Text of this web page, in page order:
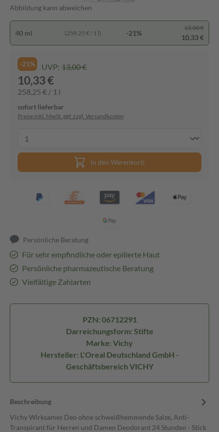
Abbildung kann abweichen
40 ml (258,25 € / 1 l) -21%
13,00 €
10,33 €
-21% UVP: 13,00 €
10,33 €
258,25 € / 1 l
sofort lieferbar
Preise inkl. MwSt. ggf. zzgl. Versandkosten
In den Warenkorb
Persönliche Beratung
Für sehr empfindliche oder epilierte Haut
Persönliche pharmazeutische Beratung
Vielfältige Zahlarten
PZN: 06712291
Darreichungsform: Stifte
Marke: Vichy
Hersteller: L'Oreal Deutschland GmbH -
Geschäftsbereich VICHY
Beschreibung
Vichy Wirksames Deo ohne schweißhemmende Salze, Anti-
Transpirant für Herren und Damen Deodorant 24 Stunden - Stick